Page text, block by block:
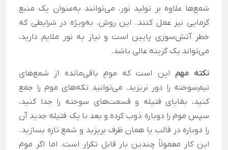
شمع‌ها علاوه بر تولید نور، می‌توانند به‌عنوان یک منبع
گرمایی نیز عمل کنند. این روش، به‌ویژه در شرایطی که
خطر آتش‌سوزی پایین است و نیاز به نور ملایم دارید،
می‌تواند یک گزینه عالی باشد.
نکته مهم این است که مومِ باقی‌مانده از شمع‌های
نیم‌سوخته را دور نریزید. می‌توانید تکه‌های موم را جمع
کنید، بقایای فتیله و قسمت‌های سوخته را جدا کنید،
سپس موم را دوباره ذوب کرده و بعد با یک فتیله جدید آن
را دوباره در قالب یا همان ظرف بریزید و شمع تازه بسازید.
این کار معمولاً چندین بار قابل تکرار است، اما اگر موم